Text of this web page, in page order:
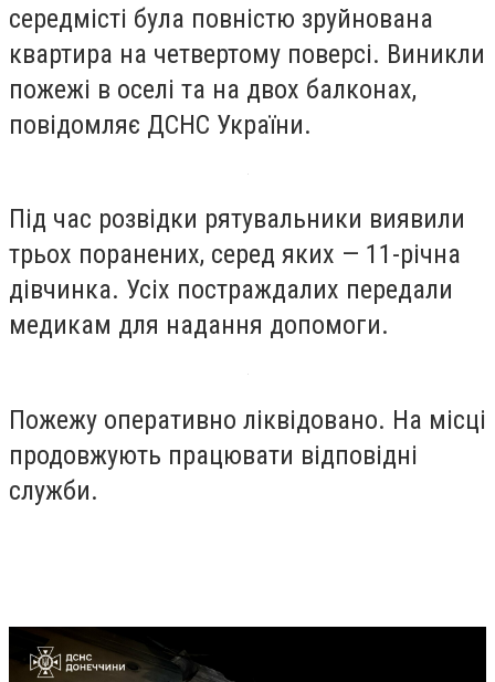
середмісті була повністю зруйнована
квартира на четвертому поверсі. Виникли
пожежі в оселі та на двох балконах,
повідомляє ДСНС України.
Під час розвідки рятувальники виявили
трьох поранених, серед яких — 11-річна
дівчинка. Усіх постраждалих передали
медикам для надання допомоги.
Пожежу оперативно ліквідовано. На місці
продовжують працювати відповідні
служби.